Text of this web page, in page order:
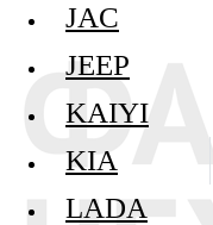
JAC
JEEP
KAIYI
KIA
LADA